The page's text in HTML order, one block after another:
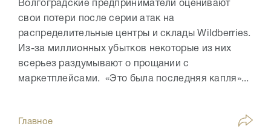
Волгоградские предприниматели оценивают
свои потери после серии атак на
распределительные центры и склады Wildberries.
Из-за миллионных убытков некоторые из них
всерьез раздумывают о прощании с
маркетплейсами. «Это была последняя капля»...
Главное